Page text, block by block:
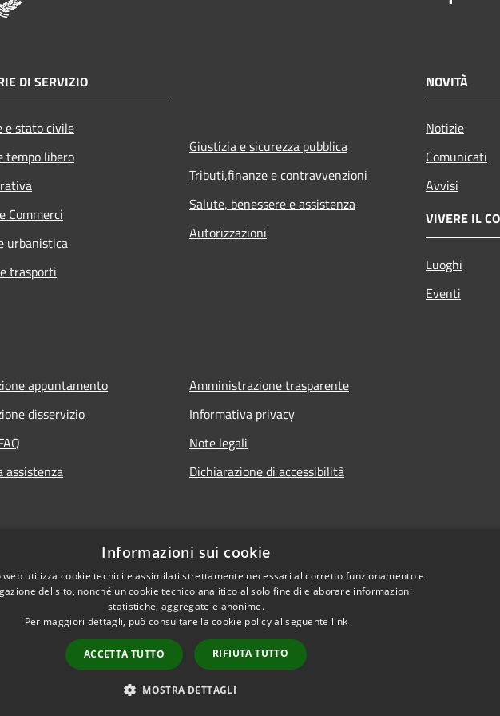
DI SERVIZIO
e stato civile
tempo libero
Commerci
urbanistica
trasporti
Giustizia e sicurezza pubblica
Tributi,finanze e contravvenzioni
Salute, benessere e assistenza
Autorizzazioni
NOVITÀ
Notizie
Comunicati
Avvisi
VIVERE IL
Luoghi
Eventi
appuntamento
disservizio
assistenza
Amministrazione trasparente
Informativa privacy
Note legali
Dichiarazione di accessibilità
Copyright © 2026 • Comune di Casirate d'Adda •
Informazioni sui cookie
web utilizza cookie tecnici e assimilati strettamente necessari al corretto funzionamento e
del sito, nonché un cookie tecnico analitico al solo fine di elaborare informazioni
statistiche, aggregate e anonime.
Per maggiori dettagli, può consultare la cookie policy al seguente link
ACCETTA TUTTO RIFIUTA TUTTO
MOSTRA DETTAGLI